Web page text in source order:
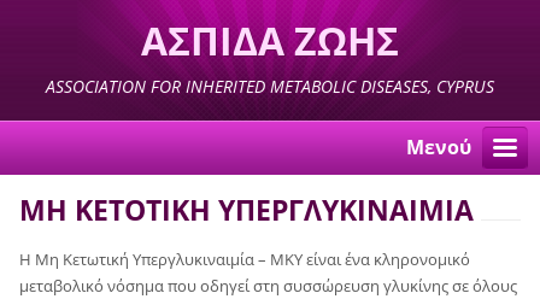
ΑΣΠΙΔΑ ΖΩΗΣ
ASSOCIATION FOR INHERITED METABOLIC DISEASES, CYPRUS
Μενού
ΜΗ ΚΕΤΟΤΙΚΗ ΥΠΕΡΓΛΥΚΙΝΑΙΜΙΑ
Η Μη Κετωτική Υπεργλυκιναιμία – ΜΚΥ είναι ένα κληρονομικό
μεταβολικό νόσημα που οδηγεί στη συσσώρευση γλυκίνης σε όλους